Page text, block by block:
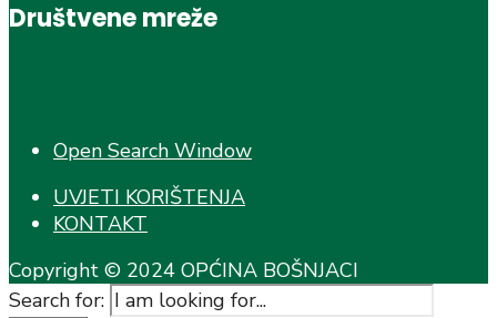
Društvene mreže
Open Search Window
UVJETI KORIŠTENJA
KONTAKT
Copyright © 2024 OPĆINA BOŠNJACI
Search for: